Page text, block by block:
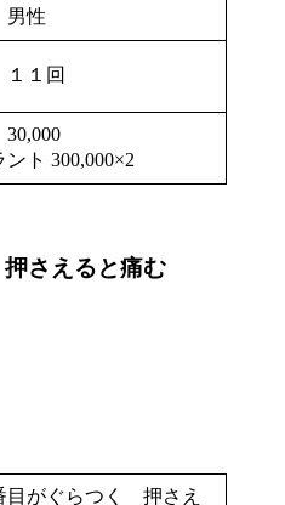
性
１回
ト 300,000×2
さえると痛む
目がぐらつく 押さえ